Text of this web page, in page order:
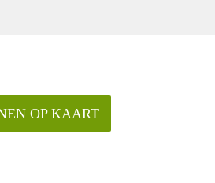
OP KAART